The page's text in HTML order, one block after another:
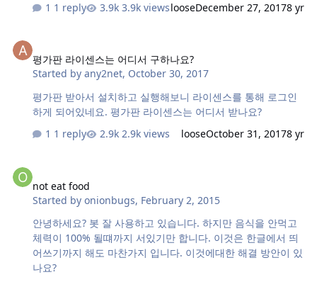
1 reply
3.9k viewslooseDecember 27, 20178 yr
평가판 라이센스는 어디서 구하나요?
Started byany2net, October 30, 2017
평가판 받아서 설치하고 실행해보니 라이센스를 통해 로그인
하게 되어있네요. 평가판 라이센스는 어디서 받나요?
1 reply
2.9k views looseOctober 31, 20178 yr
not eat food
Started byonionbugs, February 2, 2015
안녕하세요? 봇 잘 사용하고 있습니다. 하지만 음식을 안먹고
체력이 100% 될떄까지 서있기만 합니다. 이것은 한글에서 띄
어쓰기까지 해도 마찬가지 입니다. 이것에대한 해결 방안이 있
나요?